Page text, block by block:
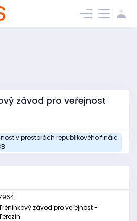
závod pro veřejnost
v prostorách republikového finále
závod pro veřejnost -